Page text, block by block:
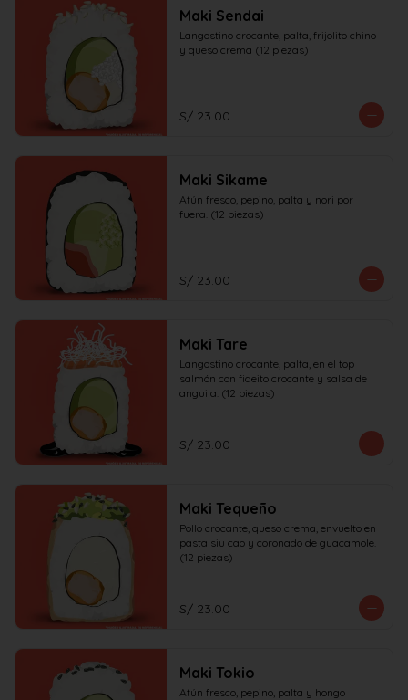
Maki Sendai
Langostino crocante, palta, frijolito chino
y queso crema (12 piezas)
S/ 23.00
Maki Sikame
Atún fresco, pepino, palta y nori por
fuera. (12 piezas)
S/ 23.00
Maki Tare
Langostino crocante, palta, en el top
salmón con fideito crocante y salsa de
anguila. (12 piezas)
S/ 23.00
Maki Tequeño
Pollo crocante, queso crema, envuelto en
pasta siu cao y coronado de guacamole.
(12 piezas)
S/ 23.00
Maki Tokio
Atún fresco, pepino, palta y hongo